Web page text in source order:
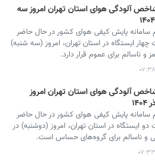
آلودگی هوای استان تهران امروز سه
سامانه پایش کیفی هوای کشور در حال حاضر
ایستگاه در استان تهران، امروز (سه شنبه)
ناسالم برای عموم قرار دارد.
آلودگی هوای استان تهران امروز
سامانه پایش کیفی هوای کشور در حال حاضر
ایستگاه در استان تهران، امروز (دوشنبه) در
و ناسالم برای گروه‌های حساس است.